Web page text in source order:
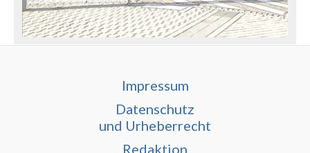
Impressum
Datenschutz
und Urheberrecht
Redaktion